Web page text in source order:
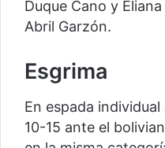
Duque Cano y
Abril Garzón.
Esgrima
En espada
10-15 ante el